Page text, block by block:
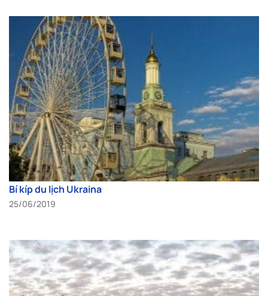
Bí kíp du lịch Ukraina
25/06/2019